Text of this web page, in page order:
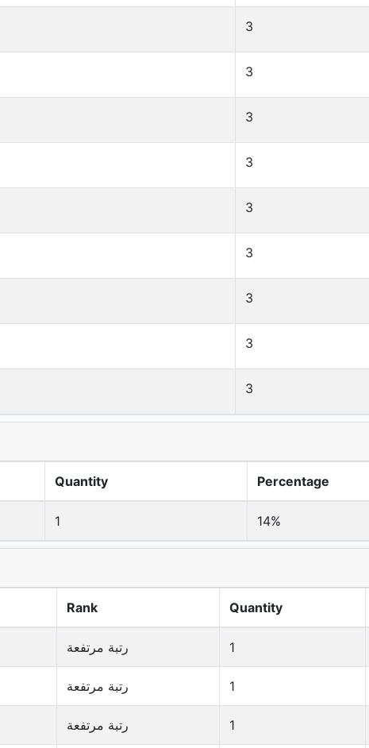
3
3
3
3
3
3
3
3
3
Quantity Percentage
1 14%
Rank Quantity
رتبة مرتفعة 1
رتبة مرتفعة 1
رتبة مرتفعة 1